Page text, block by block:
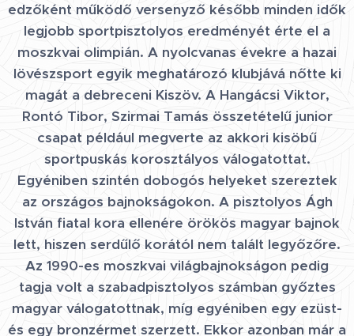
edzőként működő versenyző később minden idők
legjobb sportpisztolyos eredményét érte el a
moszkvai olimpián. A nyolcvanas évekre a hazai
lövészsport egyik meghatározó klubjává nőtte ki
magát a debreceni Kiszöv. A Hangácsi Viktor,
Rontó Tibor, Szirmai Tamás összetételű junior
csapat például megverte az akkori kisöbű
sportpuskás korosztályos válogatottat.
Egyéniben szintén dobogós helyeket szereztek
az országos bajnokságokon. A pisztolyos Ágh
István fiatal kora ellenére örökös magyar bajnok
lett, hiszen serdűlő korától nem talált legyőzőre.
Az 1990-es moszkvai világbajnokságon pedig
tagja volt a szabadpisztolyos számban győztes
magyar válogatottnak, míg egyéniben egy ezüst-
és egy bronzérmet szerzett. Ekkor azonban már a